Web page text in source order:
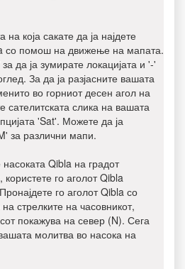
на која сакате да ја најдете
со помош на движење на мапата.
да ја зумирате локацијата и '-'
За да ја разјасните вашата
во горниот десен агол на
сателитската слика на вашата
'Sat'. Можете да ја
за различни мапи.
насоката Qibla на градот
користете го аголот Qibla
го аголот Qibla со
стрелките на часовникот,
покажува на север (N). Сега
молитва во насока на